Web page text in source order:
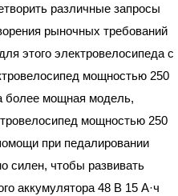
различные запросы
рыночных требований
этого электровелосипеда с
мощностью 250
более мощная модель,
мощностью 250
при педалировании
силен, чтобы развивать
аккумулятора 48 В 15 А·ч